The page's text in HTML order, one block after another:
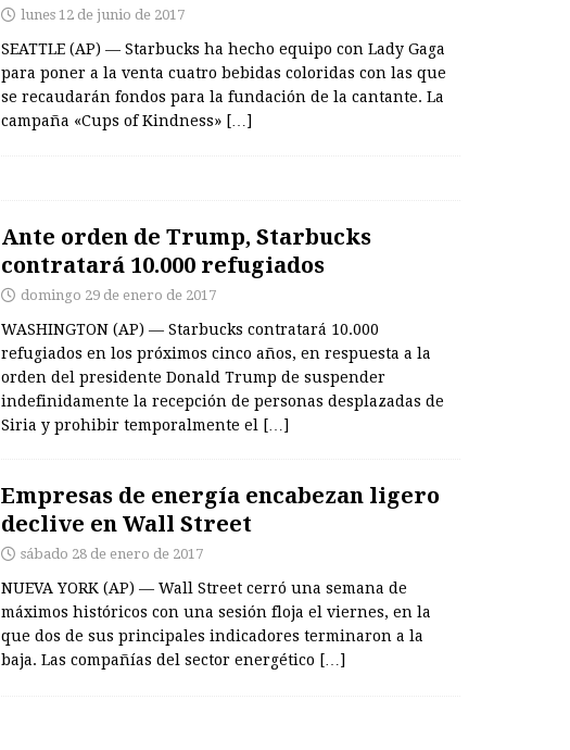
lunes 12 de junio de 2017
SEATTLE (AP) — Starbucks ha hecho equipo con Lady Gaga
para poner a la venta cuatro bebidas coloridas con las que
se recaudarán fondos para la fundación de la cantante. La
campaña «Cups of Kindness» […]
Ante orden de Trump, Starbucks
contratará 10.000 refugiados
domingo 29 de enero de 2017
WASHINGTON (AP) — Starbucks contratará 10.000
refugiados en los próximos cinco años, en respuesta a la
orden del presidente Donald Trump de suspender
indefinidamente la recepción de personas desplazadas de
Siria y prohibir temporalmente el […]
Empresas de energía encabezan ligero
declive en Wall Street
sábado 28 de enero de 2017
NUEVA YORK (AP) — Wall Street cerró una semana de
máximos históricos con una sesión floja el viernes, en la
que dos de sus principales indicadores terminaron a la
baja. Las compañías del sector energético […]